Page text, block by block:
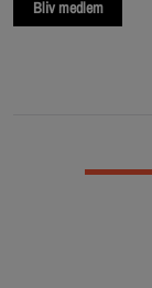
Bliv medlem